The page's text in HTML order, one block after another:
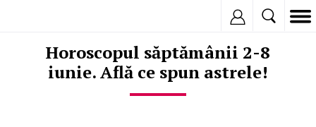
Horoscopul săptămânii 2-8
iunie. Află ce spun astrele!